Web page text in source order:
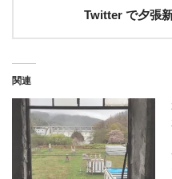
Twitter で夕張
関連